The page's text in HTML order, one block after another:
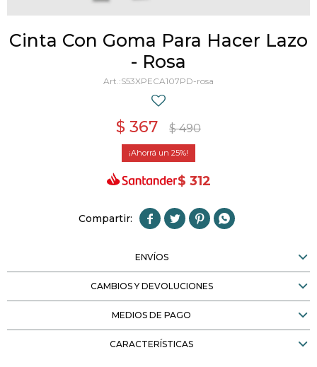
Cinta Con Goma Para Hacer Lazo
- Rosa
S53XPECA107PD-rosa
$ 367 $ 490
25
$ 312
   
ENVÍOS
CAMBIOS Y DEVOLUCIONES
MEDIOS DE PAGO
CARACTERÍSTICAS